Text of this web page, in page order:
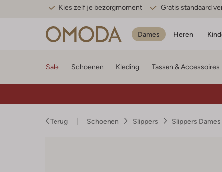
Kies zelf je bezorgmoment Gratis standaard
Dames Heren
Sale Schoenen Kleding Tassen & Accessoires
Terug Schoenen Slippers Slippers Dames